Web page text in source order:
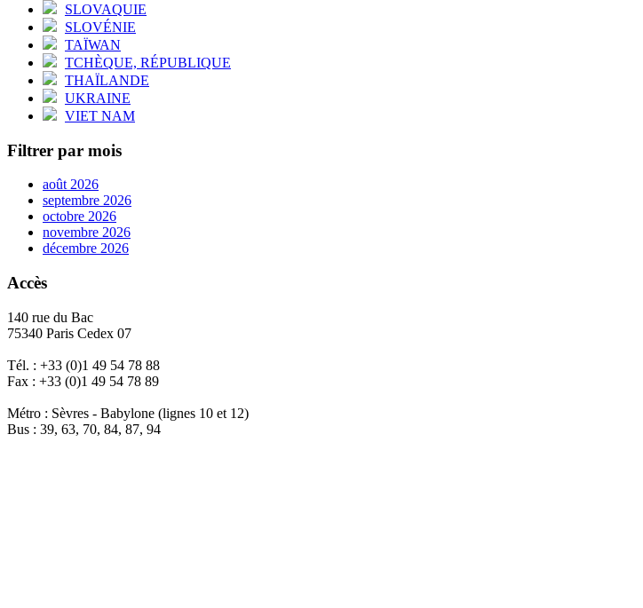
SLOVAQUIE
SLOVÉNIE
TAÏWAN
TCHÈQUE, RÉPUBLIQUE
THAÏLANDE
UKRAINE
VIET NAM
Filtrer par mois
août 2026
septembre 2026
octobre 2026
novembre 2026
décembre 2026
Accès
140 rue du Bac
75340 Paris Cedex 07
Tél. : +33 (0)1 49 54 78 88
Fax : +33 (0)1 49 54 78 89
Métro : Sèvres - Babylone (lignes 10 et 12)
Bus : 39, 63, 70, 84, 87, 94